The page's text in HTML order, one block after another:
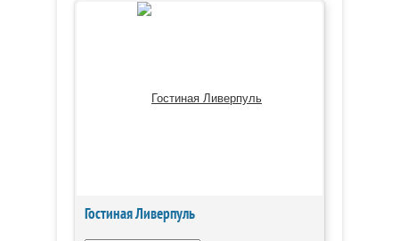
Гостиная Ливерпуль